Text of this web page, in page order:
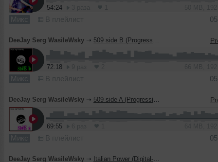
54:24
Микс В плейлист
DeeJay Serg WasileWsky ➝ 509 side B (Progressive House mixxx) @ GELIOS-CLUB
72:18
Микс В плейлист
DeeJay Serg WasileWsky ➝ 509 side A (Progressive House mixxx) @ GELIOS-CLUB
69:55
Микс В плейлист
DeeJay Serg WasileWsky ➝ Italian Power (Digital-electrohouse mixxx) @ DIGIWORK RECORDS @ 18.07.2008